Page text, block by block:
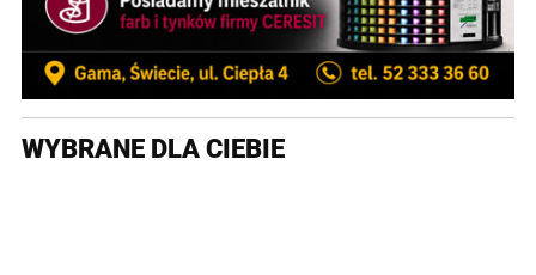
WYBRANE DLA CIEBIE